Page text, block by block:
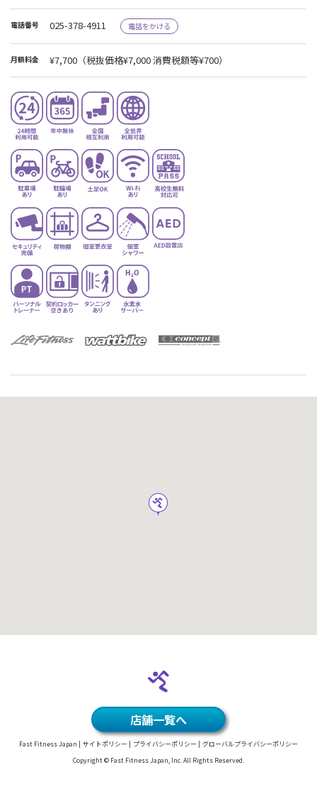
電話番号 025-378-4911 電話をかける
月額料金 ¥7,700 （税抜価格¥7,000 消費税額等¥700）
店舗一覧へ
Fast Fitness Japan サイトポリシー プライバシーポリシー
グローバルプライバシーポリシー
Copyright © Fast Fitness Japan, Inc. All Rights Reserved.